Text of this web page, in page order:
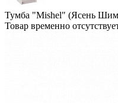
Тумба "Mishel" (Ясень
Товар временно